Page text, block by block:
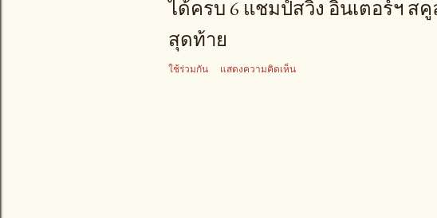
ได้ครบ 6 แชมป์สวิง อินเตอร์ฯ ส
สุดท้าย
ใช้ร่วมกัน แสดงความคิดเห็น